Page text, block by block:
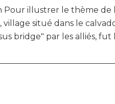
Pour illustrer le thème de
village situé dans le
bridge" par les alliés,